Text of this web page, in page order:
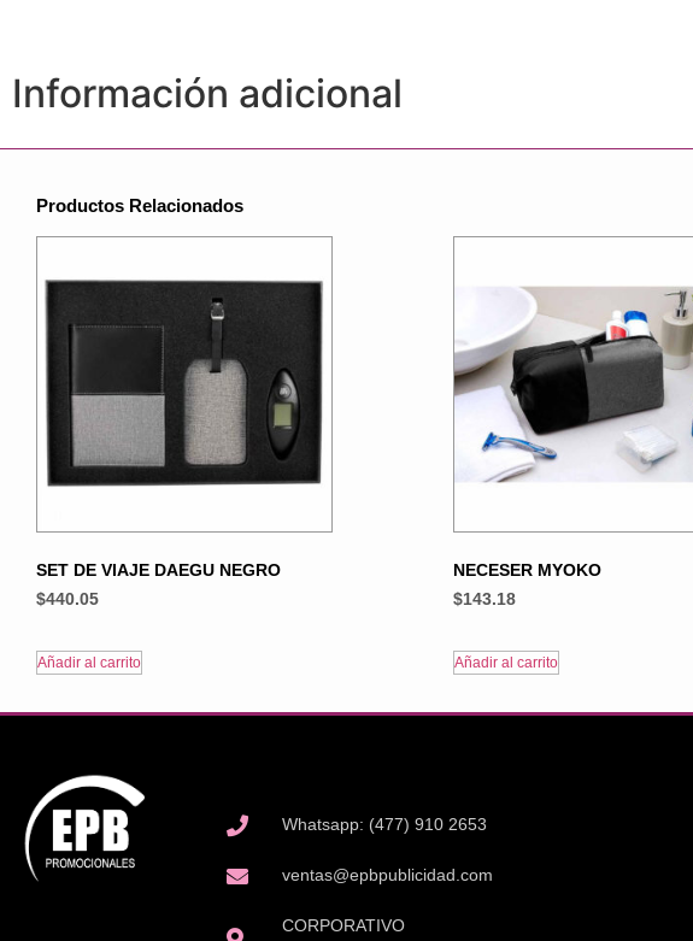
Información adicional
Productos Relacionados
SET DE VIAJE DAEGU NEGRO
$440.05
Añadir al carrito
NECESER MYOKO
$143.18
Añadir al carrito
Whatsapp: (477) 910 2653
ventas@epbpublicidad.com
CORPORATIVO